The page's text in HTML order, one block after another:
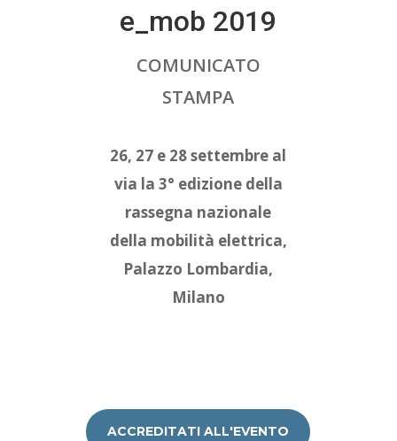
e_mob 2019
COMUNICATO
STAMPA
26, 27 e 28 settembre al
via la 3° edizione della
rassegna nazionale
della mobilità elettrica,
Palazzo Lombardia,
Milano
ACCREDITATI ALL'EVENTO